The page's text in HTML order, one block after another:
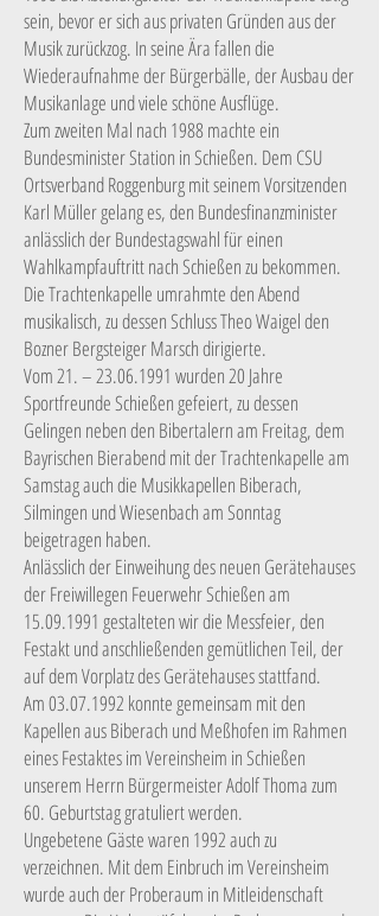
sein, bevor er sich aus privaten Gründen aus der
Musik zurückzog. In seine Ära fallen die
Wiederaufnahme der Bürgerbälle, der Ausbau der
Musikanlage und viele schöne Ausflüge.
Zum zweiten Mal nach 1988 machte ein
Bundesminister Station in Schießen. Dem CSU
Ortsverband Roggenburg mit seinem Vorsitzenden
Karl Müller gelang es, den Bundesfinanzminister
anlässlich der Bundestagswahl für einen
Wahlkampfauftritt nach Schießen zu bekommen.
Die Trachtenkapelle umrahmte den Abend
musikalisch, zu dessen Schluss Theo Waigel den
Bozner Bergsteiger Marsch dirigierte.
Vom 21. –23.06.1991 wurden 20 Jahre
Sportfreunde Schießen gefeiert, zu dessen
Gelingen neben den Bibertalern am Freitag, dem
Bayrischen Bierabend mit der Trachtenkapelle am
Samstag auch die Musikkapellen Biberach,
Silmingen und Wiesenbach am Sonntag
beigetragen haben.
Anlässlich der Einweihung des neuen Gerätehauses
der Freiwillegen Feuerwehr Schießen am
15.09.1991 gestalteten wir die Messfeier, den
Festakt und anschließenden gemütlichen Teil, der
auf dem Vorplatz des Gerätehauses stattfand.
Am03.07.1992 konnte gemeinsam mit den
Kapellen aus Biberach und Meßhofen im Rahmen
eines Festaktes im Vereinsheim in Schießen
unserem Herrn Bürgermeister Adolf Thoma zum
60. Geburtstag gratuliert werden.
Ungebetene Gäste waren 1992 auch zu
verzeichnen. Mit dem Einbruch im Vereinsheim
wurde auch der Proberaum in Mitleidenschaft